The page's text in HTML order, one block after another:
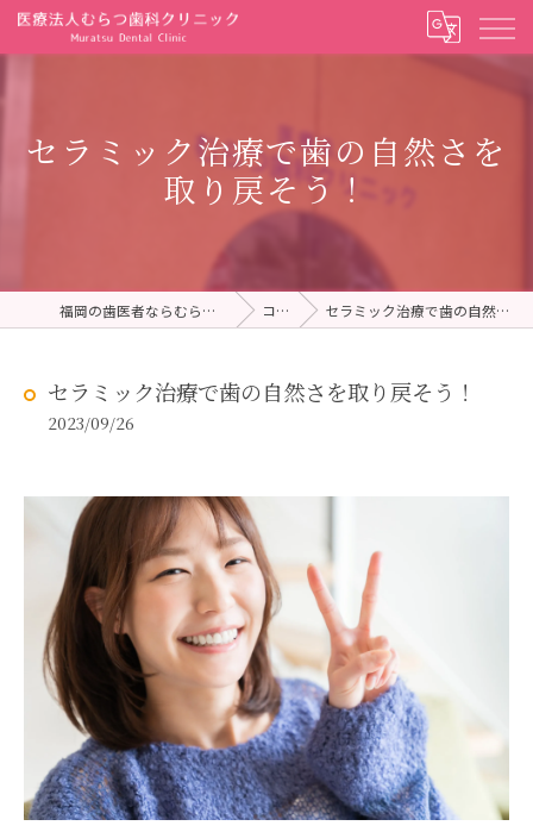
セラミック治療で歯の自然さを
取り戻そう！
福岡の歯医者ならむらつ歯科クリニック コラム セラミック治療で歯の自然さを取り戻そう！
セラミック治療で歯の自然さを取り戻そう！
2023/09/26